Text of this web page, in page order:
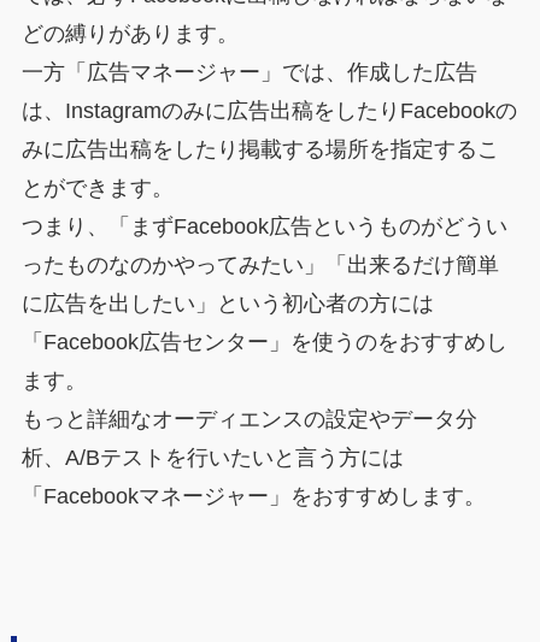
どの縛りがあります。
一方「広告マネージャー」では、作成した広告
は、Instagramのみに広告出稿をしたりFacebookの
みに広告出稿をしたり掲載する場所を指定するこ
とができます。
つまり、「まずFacebook広告というものがどうい
ったものなのかやってみたい」「出来るだけ簡単
に広告を出したい」という初心者の方には
「Facebook広告センター」を使うのをおすすめし
ます。
もっと詳細なオーディエンスの設定やデータ分
析、A/Bテストを行いたいと言う方には
「Facebookマネージャー」をおすすめします。